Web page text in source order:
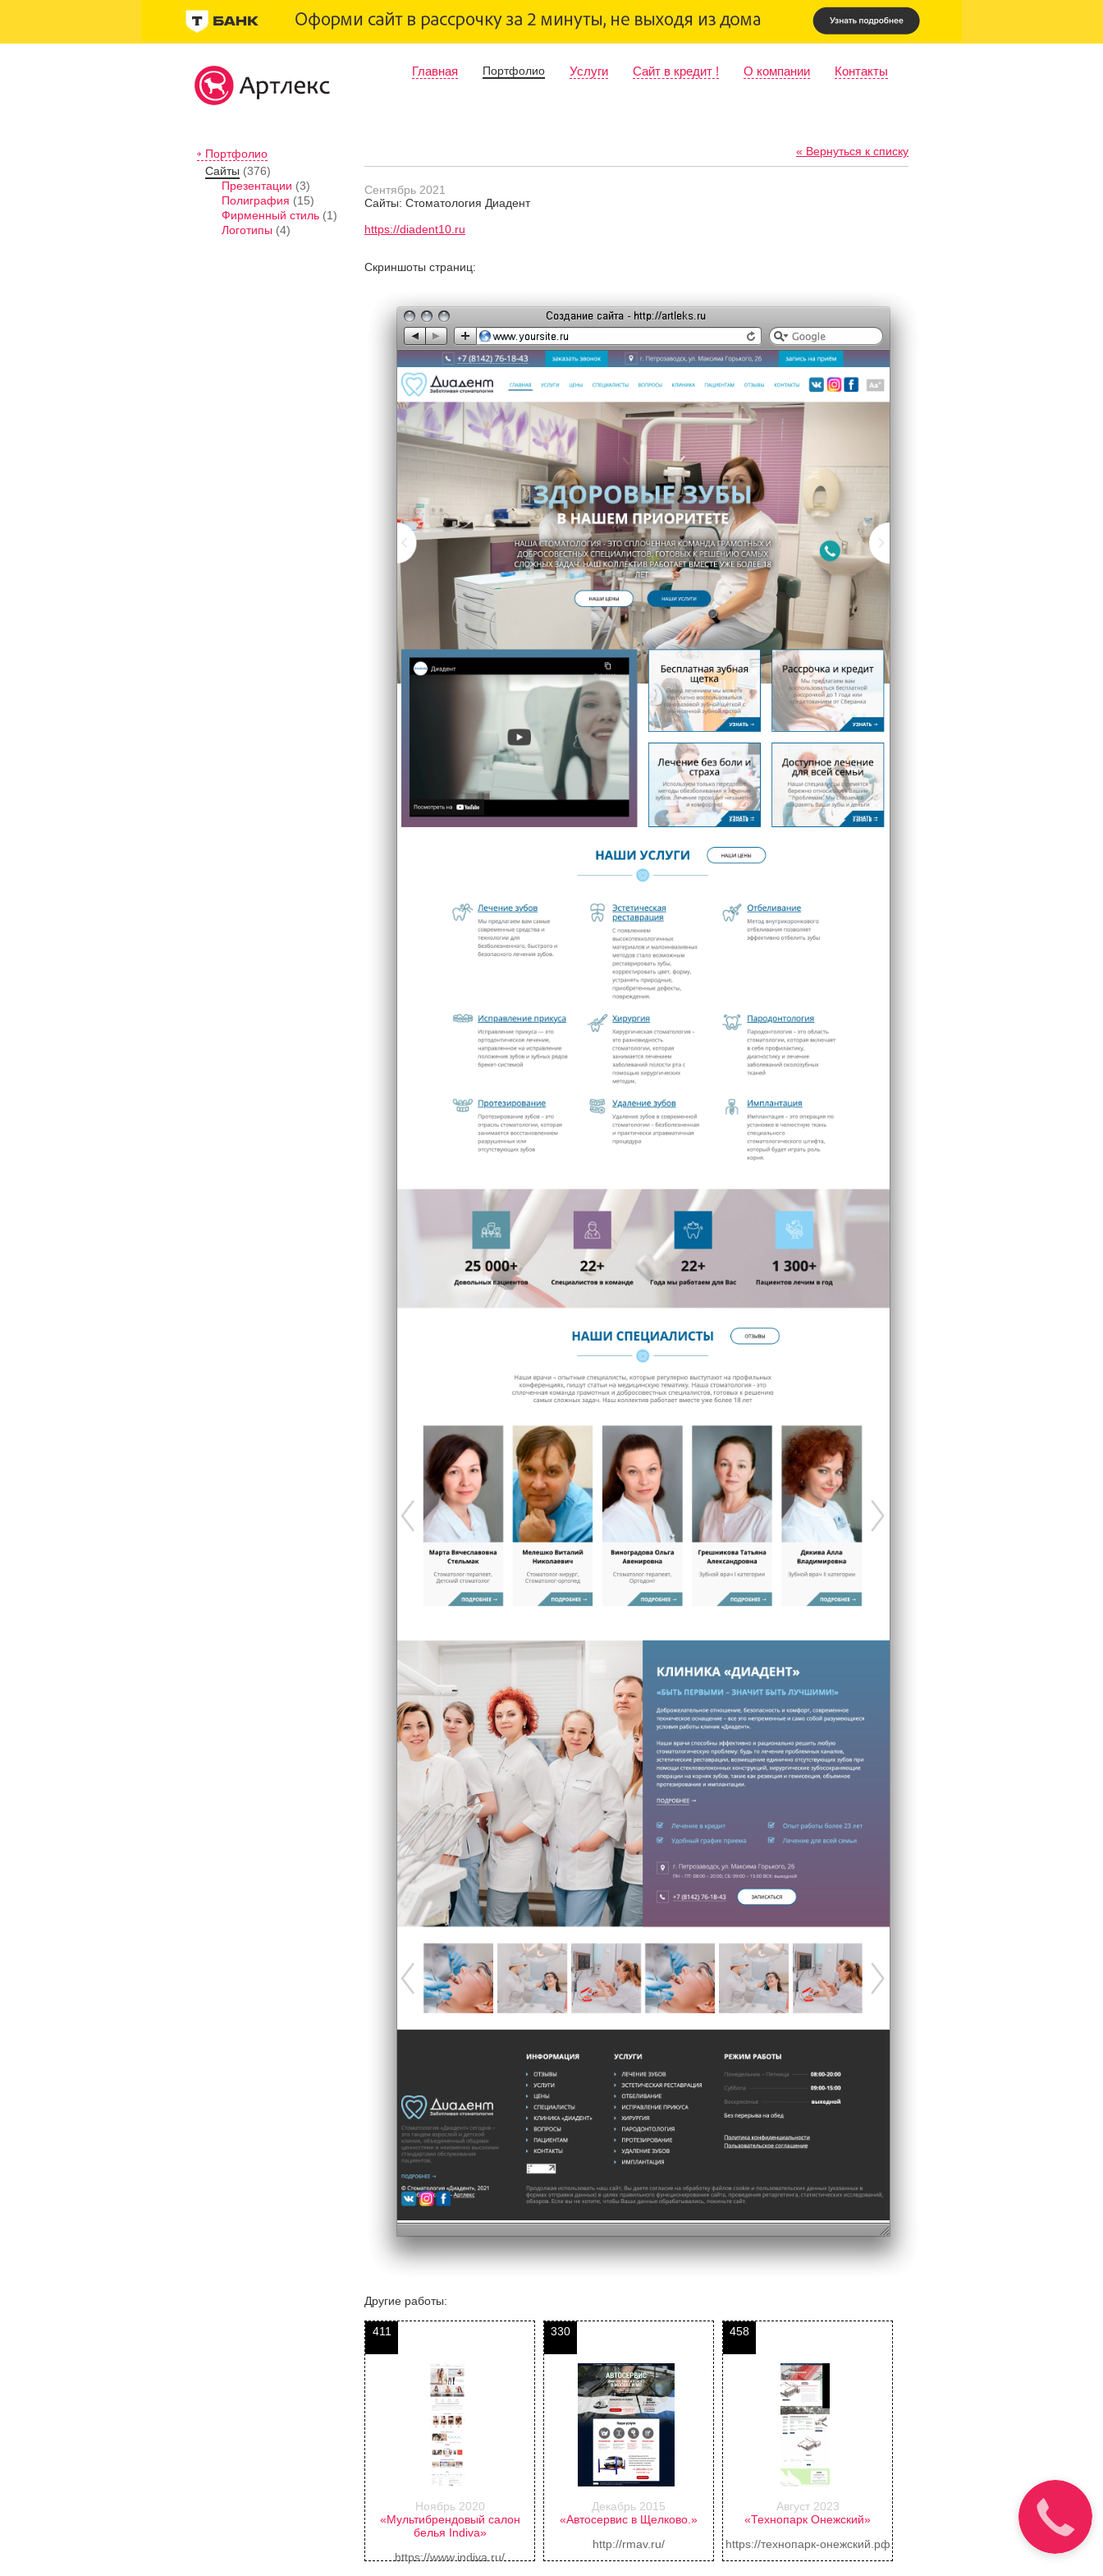
Главная Портфолио Услуги Сайт в кредит ! О компании Контакты
Портфолио
Сайты (376)
Презентации (3)
Полиграфия (15)
Фирменный стиль (1)
Логотипы (4)
« Вернуться к списку
Сентябрь 2021
Сайты: Стоматология Диадент
https://diadent10.ru
Скриншоты страниц:
Другие работы:
411
Ноябрь 2020
«Мультибрендовый салон
белья Indiva»
https://www.indiva.ru/
330
Декабрь 2015
«Автосервис в Щелково.»
http://rmav.ru/
458
Август 2023
«Технопарк Онежский»
https://технопарк-онежский.рф
Звоним за
26 секунд